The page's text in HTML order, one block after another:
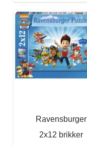
Ravensburger
2x12 brikker